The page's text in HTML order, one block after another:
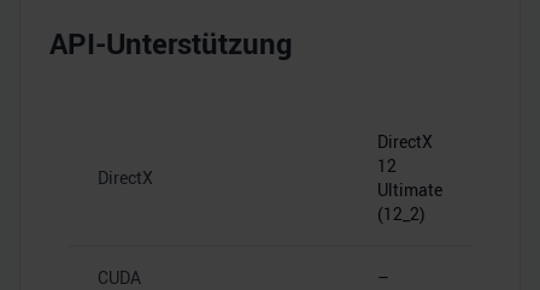
API-Unterstützung
DirectX
DirectX
12
Ultimate
(12_2)
CUDA –